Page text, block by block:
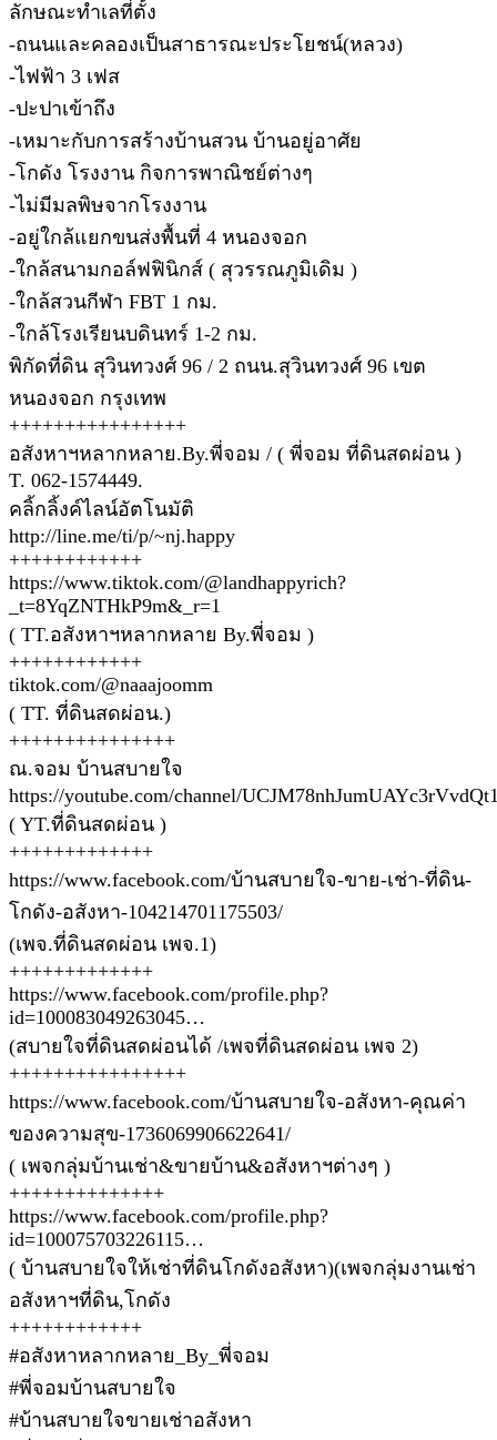
ลักษณะทำเลที่ตั้ง
-ถนนและคลองเป็นสาธารณะประโยชน์(หลวง)
-ไฟฟ้า 3 เฟส
-ปะปาเข้าถึง
-เหมาะกับการสร้างบ้านสวน บ้านอยู่อาศัย
-โกดัง โรงงาน กิจการพาณิชย์ต่างๆ
-ไม่มีมลพิษจากโรงงาน
-อยู่ใกล้แยกขนส่งพื้นที่ 4 หนองจอก
-ใกล้สนามกอล์ฟฟินิกส์ ( สุวรรณภูมิเดิม )
-ใกล้สวนกีฬา FBT 1 กม.
-ใกล้โรงเรียนบดินทร์ 1-2 กม.
พิกัดที่ดิน สุวินทวงศ์ 96 / 2 ถนน.สุวินทวงศ์ 96 เขต
หนองจอก กรุงเทพ
++++++++++++++++
อสังหาฯหลากหลาย.By.พี่จอม / ( พี่จอม ที่ดินสดผ่อน )
T. 062-1574449.
คลิ้กลิ้งค์ไลน์อัตโนมัติ
http://line.me/ti/p/~nj.happy
++++++++++++
https://www.tiktok.com/@landhappyrich?
_t=8YqZNTHkP9m&_r=1
( TT.อสังหาฯหลากหลาย By.พี่จอม )
++++++++++++
tiktok.com/@naaajoomm
( TT. ที่ดินสดผ่อน.)
+++++++++++++++
ณ.จอม บ้านสบายใจ
https://youtube.com/channel/
( YT.ที่ดินสดผ่อน )
+++++++++++++
https://www.facebook.com/บ้านสบายใจ-ขาย-เช่า-ที่ดิน-
โกดัง-อสังหา-104214701175503/
(เพจ.ที่ดินสดผ่อน เพจ.1)
+++++++++++++
https://www.facebook.com/profile.php?
id=100083049263045…
(สบายใจที่ดินสดผ่อนได้ /เพจที่ดินสดผ่อน เพจ 2)
++++++++++++++++
https://www.facebook.com/บ้านสบายใจ-อสังหา-คุณค่า
ของความสุข-1736069906622641/
( เพจกลุ่มบ้านเช่า&ขายบ้าน&อสังหาฯต่างๆ )
++++++++++++++
https://www.facebook.com/profile.php?
id=100075703226115…
( บ้านสบายใจให้เช่าที่ดินโกดังอสังหา)(เพจกลุ่มงานเช่า
อสังหาฯที่ดิน,โกดัง
++++++++++++
#อสังหาหลากหลาย_By_พี่จอม
#พี่จอมบ้านสบายใจ
#บ้านสบายใจขายเช่าอสังหา